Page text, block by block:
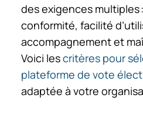
des exigences multiples
conformité, facilité
accompagnement et
Voici lescritères pour
plateforme de vote
adaptée à votre